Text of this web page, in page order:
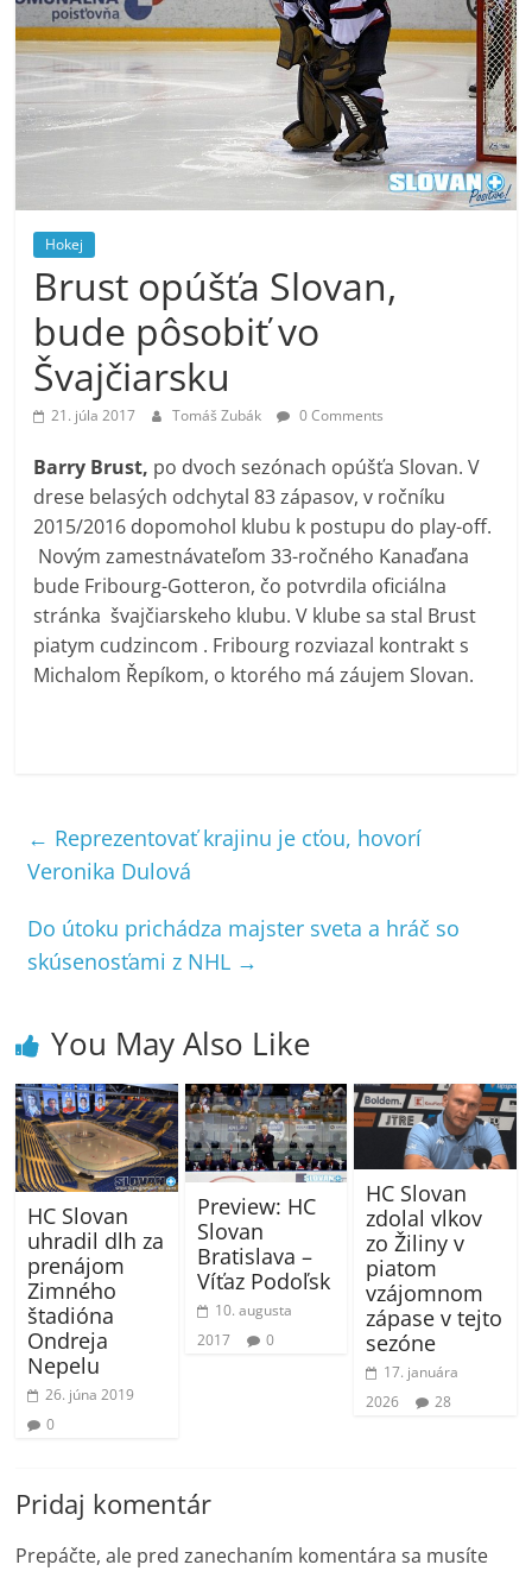
Hokej
Brust opúšťa Slovan,
bude pôsobiť vo
Švajčiarsku
21. júla 2017 Tomáš Zubák 0 Comments
Barry Brust, po dvoch sezónach opúšťa Slovan. V
drese belasých odchytal 83 zápasov, v ročníku
2015/2016 dopomohol klubu k postupu do play-off.
Novým zamestnávateľom 33-ročného Kanaďana
bude Fribourg-Gotteron, čo potvrdila oficiálna
stránka švajčiarskeho klubu. V klube sa stal Brust
piatym cudzincom . Fribourg rozviazal kontrakt s
Michalom Řepíkom, o ktorého má záujem Slovan.
← Reprezentovať krajinu je cťou, hovorí
Veronika Dulová
Do útoku prichádza majster sveta a hráč so
skúsenosťami z NHL →
You May Also Like
HC Slovan
uhradil dlh za
prenájom
Zimného
štadióna
Ondreja
Nepelu
26. júna 2019
0
Preview: HC
Slovan
Bratislava –
Víťaz Podoľsk
10. augusta
2017
0
HC Slovan
zdolal vlkov
zo Žiliny v
piatom
vzájomnom
zápase v tejto
sezóne
17. januára
2026
28
Pridaj komentár
Prepáčte, ale pred zanechaním komentára sa musíte